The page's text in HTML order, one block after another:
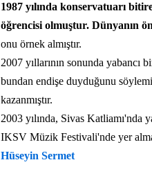
1987 yılında konservatuarı
öğrencisi olmuştur. Dünyanın
onu örnek almıştır.
2007 yıllarının sonunda
bundan endişe duyduğunu
kazanmıştır.
2003 yılında, Sivas Katliamı'nda
IKSV Müzik Festivali'nde yer
Hüseyin Sermet